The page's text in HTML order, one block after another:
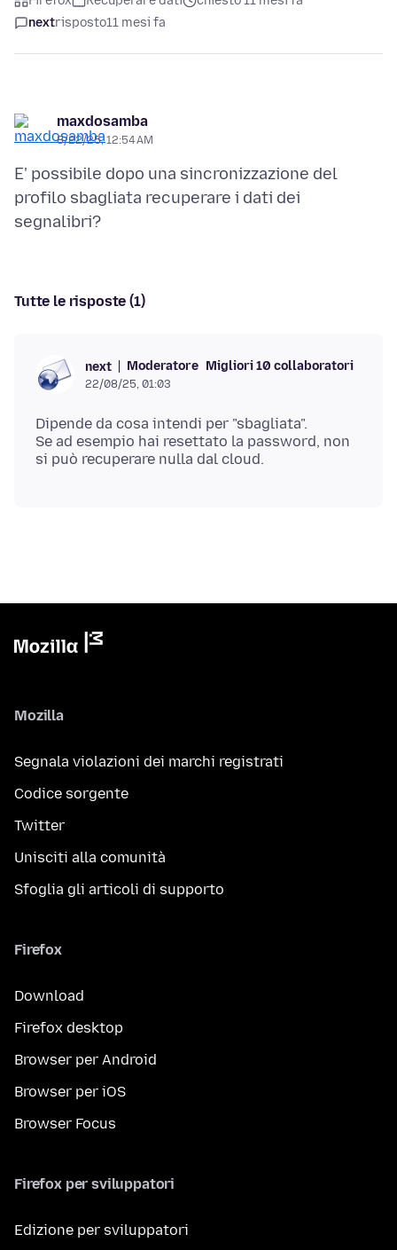
nextrisposto11 mesi fa
maxdosamba
8/22/25, 12:54 AM
E' possibile dopo una sincronizzazione del
profilo sbagliata recuperare i dati dei
Tutte le risposte (1)
next Moderatore Migliori 10 collaboratori
22/08/25, 01:03
Dipende da cosa intendi per "sbagliata".
Se ad esempio hai resettato la password, non
Mozilla
Segnala violazioni dei marchi registrati
Codice sorgente
Twitter
Unisciti alla comunità
Sfoglia gli articoli di supporto
Firefox
Download
Firefox desktop
Browser per Android
Browser per iOS
Browser Focus
Firefox per sviluppatori
Edizione per sviluppatori